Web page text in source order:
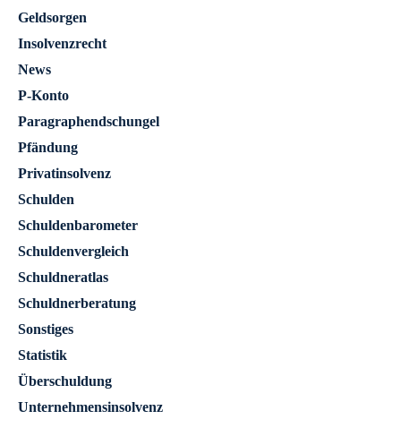
Geldsorgen
Insolvenzrecht
News
P-Konto
Paragraphendschungel
Pfändung
Privatinsolvenz
Schulden
Schuldenbarometer
Schuldenvergleich
Schuldneratlas
Schuldnerberatung
Sonstiges
Statistik
Überschuldung
Unternehmensinsolvenz